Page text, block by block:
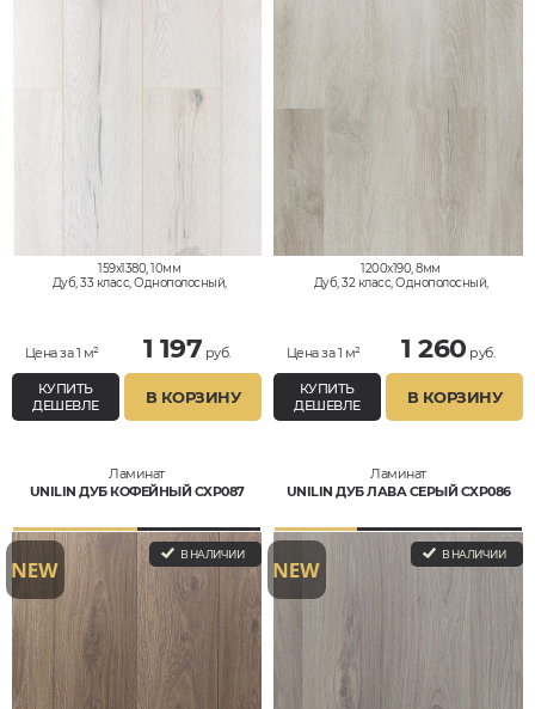
159x1380, 10мм
Дуб, 33 класс, Однополосный,
Цена за 1 м² 1 197 руб.
КУПИТЬ
ДЕШЕВЛЕ
В КОРЗИНУ
1200x190, 8мм
Дуб, 32 класс, Однополосный,
Цена за 1 м² 1 260 руб.
КУПИТЬ
ДЕШЕВЛЕ
В КОРЗИНУ
Ламинат
UNILIN ДУБ КОФЕЙНЫЙ CXP087
В НАЛИЧИИ
Ламинат
UNILIN ДУБ ЛАВА СЕРЫЙ CXP086
В НАЛИЧИИ